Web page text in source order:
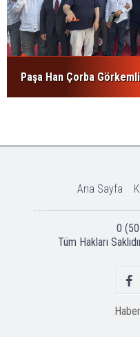
Paşa Han Çorba
Ana Sayfa
0
Tüm Hakları